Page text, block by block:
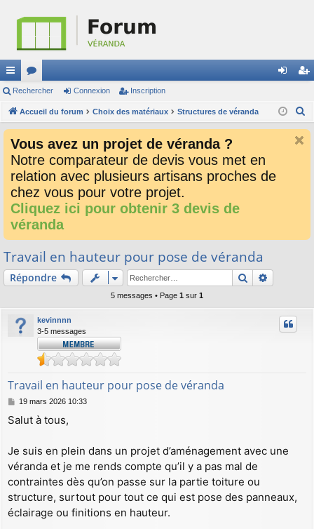
ac
co
ci
or
u
s
ne cri
Rechercher Connexion Inscription
Accueil du forum Choix des matériaux Structures de véranda
Vous avez un projet de véranda ?
Notre comparateur de devis vous met en
relation avec plusieurs artisans proches de
chez vous pour votre projet.
Cliquez ici pour obtenir 3 devis de
véranda
Travail en hauteur pour pose de véranda
Répondre Rechercher
5 messages • Page 1 sur 1
kevinnnn
3-5 messages
Travail en hauteur pour pose de véranda
M
s
g
e
19 mars 2026 10:33
Salut à tous,
Je suis en plein dans un projet d’aménagement avec une
véranda et je me rends compte qu’il y a pas mal de
contraintes dès qu’on passe sur la partie toiture ou
structure, surtout pour tout ce qui est pose des panneaux,
éclairage ou finitions en hauteur.